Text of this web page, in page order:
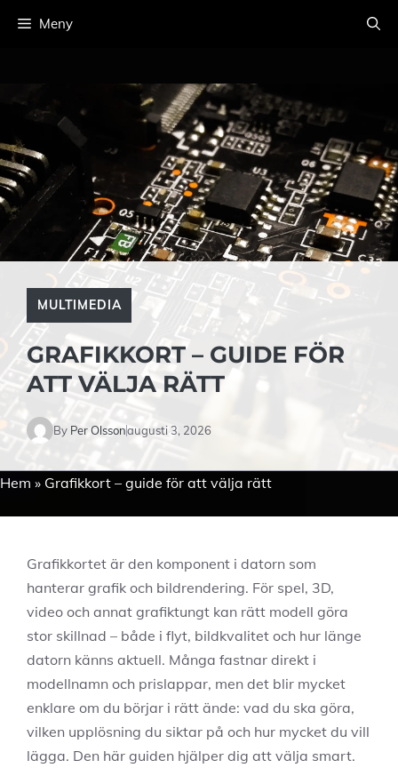
Meny
MULTIMEDIA
GRAFIKKORT – GUIDE FÖR
ATT VÄLJA RÄTT
By Per Olssonaugusti 3, 2026
Hem » Grafikkort – guide för att välja rätt
Grafikkortet är den komponent i datorn som
hanterar grafik och bildrendering. För spel, 3D,
video och annat grafiktungt kan rätt modell göra
stor skillnad – både i flyt, bildkvalitet och hur länge
datorn känns aktuell. Många fastnar direkt i
modellnamn och prislappar, men det blir mycket
enklare om du börjar i rätt ände: vad du ska göra,
vilken upplösning du siktar på och hur mycket du vill
lägga. Den här guiden hjälper dig att välja smart.